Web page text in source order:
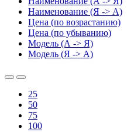
Наименование (Я -> А)
Цена (по возрастанию)
Цена (по убыванию)
Модель (А -> Я)
Модель (Я -> А)
25
50
75
100